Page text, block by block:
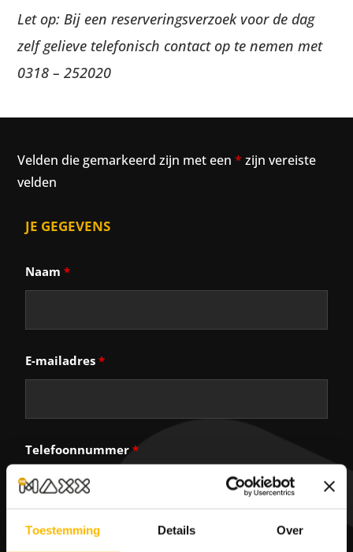
Toestemming Details Over
Let op: Bij een reserveringsverzoek voor de dag
zelf gelieve telefonisch contact op te nemen met
0318 – 252020
Velden die gemarkeerd zijn met een* zijn vereiste
velden
JE GEGEVENS
Naam*
E-mailadres*
Telefoonnummer*
Woonplaats*